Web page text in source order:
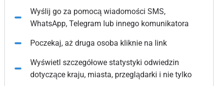
Wyślij go za pomocą wiadomości SMS,
WhatsApp, Telegram lub innego komunikatora
Poczekaj, aż druga osoba kliknie na link
Wyświetl szczegółowe statystyki odwiedzin
dotyczące kraju, miasta, przeglądarki i nie tylko